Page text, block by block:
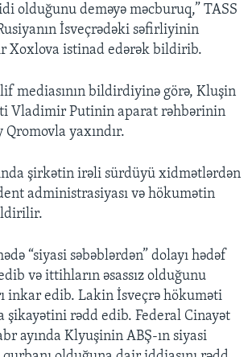
olduğunu deməyə məcburuq,” TASS
İsveçrədəki səfirliyinin
Xoxlova istinad edərək bildirib.
mediasının bildirdiyinə görə, Kluşin
Vladimir Putinin aparat rəhbərinin
yaxındır.
şirkətin irəli sürdüyü xidmətlərdən
administrasiyası və hökumətin
“siyasi səbəblərdən” dolayı hədəf
və ittihların əsassız olduğunu
inkar edib. Lakin İsveçrə hökuməti
şikayətini rədd edib. Federal Cinayət
ayında Klyuşinin ABŞ-ın siyasi